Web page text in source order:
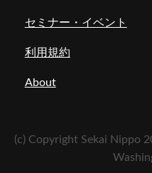
セミナー・イベント
利用規約
About
(c) Copyright Sekai Nippo